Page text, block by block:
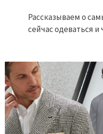
Рассказываем о
сейчас одеваться и